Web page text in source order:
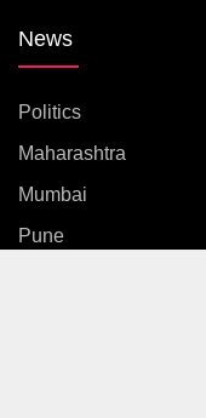
News
Politics
Maharashtra
Mumbai
Pune